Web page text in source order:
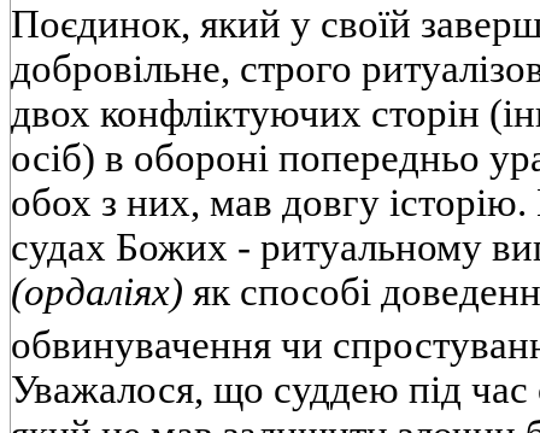
Поєдинок, який у своїй
добровільне, строго
двох конфліктуючих сторін
осіб) в обороні попередньо
обох з них, мав довгу
судах Божих - ритуальному
(ордаліях) як способі
обвинувачення чи
Уважалося, що суддею під час